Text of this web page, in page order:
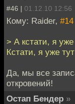
#46 | 01.12.10 12:56
Кому: Raider, #14
> А кстати, я
Кстати, я уже
Да, мы все
откровений!
Остап Бендер »